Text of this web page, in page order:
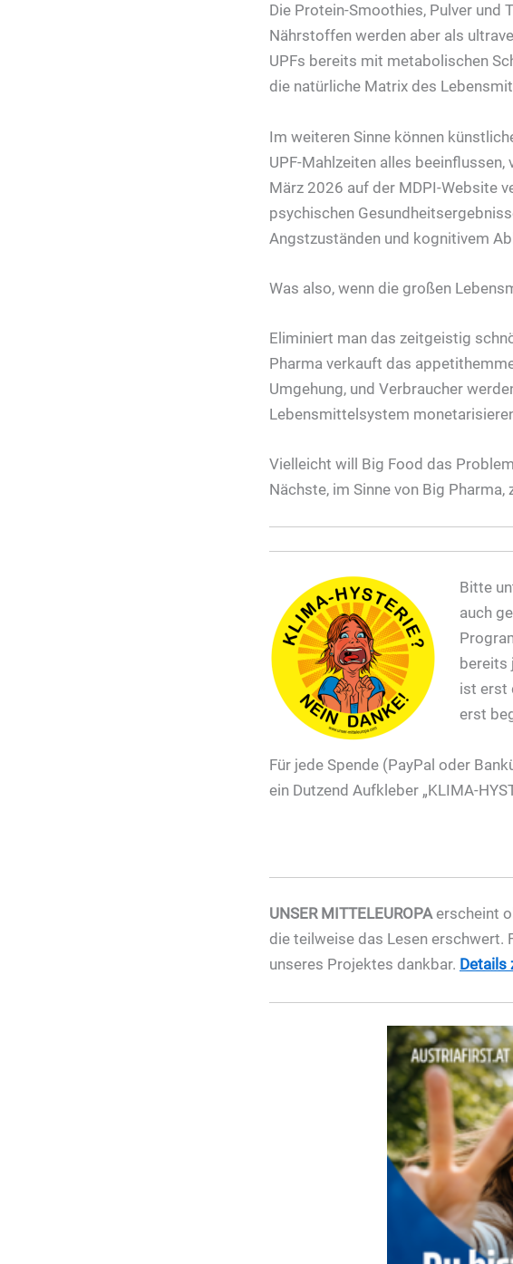
Die Protein-Smoothies, Pulver und
Nährstoffen werden aber als
UPFs bereits mit metabolischen
die natürliche Matrix des
Im weiteren Sinne können
UPF-Mahlzeiten alles
März 2026 auf der MDPI-Website
psychischen
Angstzuständen und kognitivem
Was also, wenn die großen
Eliminiert man das zeitgeistig
Pharma verkauft das
Umgehung, und Verbraucher
Lebensmittelsystem
Vielleicht will Big Food das
Nächste, im Sinne von Big Pharma,
Bitte
auch
bereits
ist erst
erst
Für jede Spende (PayPal oder
ein Dutzend Aufkleber „KLIMA-
UNSER MITTELEUROPAerscheint
die teilweise das Lesen erschwert.
unseres Projektes dankbar. Details